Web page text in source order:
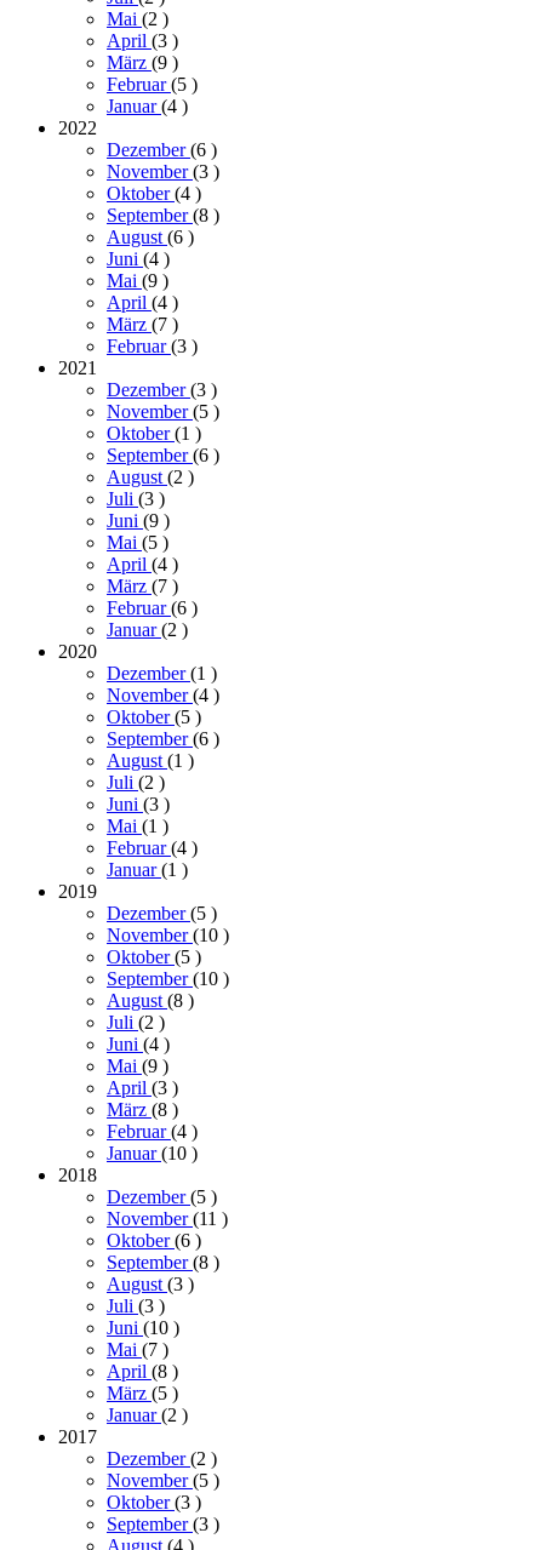
Mai (2 )
April (3 )
März (9 )
Februar(5 )
Januar(4 )
2022
Dezember(6 )
November(3 )
Oktober(4 )
September(8 )
August(6 )
Juni (4 )
Mai (9 )
April (4 )
März (7 )
Februar(3 )
2021
Dezember(3 )
November(5 )
Oktober(1 )
September(6 )
August(2 )
Juli (3 )
Juni (9 )
Mai (5 )
April (4 )
März (7 )
Februar(6 )
Januar(2 )
2020
Dezember(1 )
November(4 )
Oktober(5 )
September(6 )
August(1 )
Juli (2 )
Juni (3 )
Mai (1 )
Februar(4 )
Januar(1 )
2019
Dezember(5 )
November(10 )
Oktober(5 )
September(10 )
August(8 )
Juli (2 )
Juni (4 )
Mai (9 )
April (3 )
März (8 )
Februar(4 )
Januar(10 )
2018
Dezember(5 )
November(11 )
Oktober(6 )
September(8 )
August(3 )
Juli (3 )
Juni (10 )
Mai (7 )
April (8 )
März (5 )
Januar(2 )
2017
Dezember(2 )
November(5 )
Oktober(3 )
September(3 )